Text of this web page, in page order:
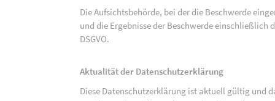
Die Aufsichtsbehörde, bei der die Beschwerde
und die Ergebnisse der Beschwerde
DSGVO.
Aktualität der Datenschutzerklärung
Diese Datenschutzerklärung ist aktuell gültig und